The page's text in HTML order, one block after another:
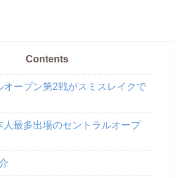
Contents
オープン第2戦がスミスレイクで
人最多出場のセントラルオープ